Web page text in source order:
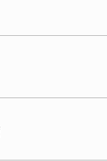
XINDINGLI PACK में, हम
दूसरी परत:Ny, VMPET